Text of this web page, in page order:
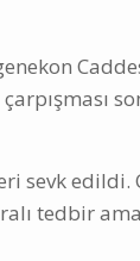
sevk edildi.
tedbir